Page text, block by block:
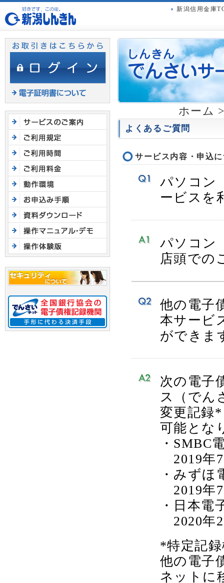
ッ
ダ
メ
ャ
新潟信用金庫
ホーム
よくあるご質問
サービス内容・申込
パソコン
ービスを
パソコン
店頭での
他の電子
本サービ
ができま
次の電子
ス（でん
変更記録
可能とな
・SMBC
2019年
・みずほ
2019年
・日本電
2020年
*特定記
他の電子
ネットに